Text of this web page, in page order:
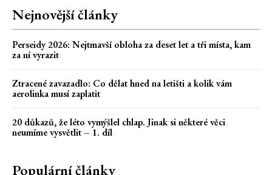
Nejnovější články
Perseidy 2026: Nejtmavší obloha za deset let a tři místa, kam
za ní vyrazit
Ztracené zavazadlo: Co dělat hned na letišti a kolik vám
aerolinka musí zaplatit
20 důkazů, že léto vymýšlel chlap. Jinak si některé věci
neumíme vysvětlit – 1. díl
Populární články